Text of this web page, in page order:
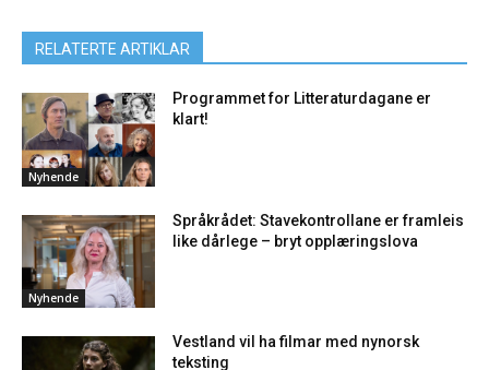
RELATERTE ARTIKLAR
Nyhende
Programmet for Litteraturdagane er
klart!
Nyhende
Språkrådet: Stavekontrollane er framleis
like dårlege – bryt opplæringslova
Vestland vil ha filmar med nynorsk
teksting